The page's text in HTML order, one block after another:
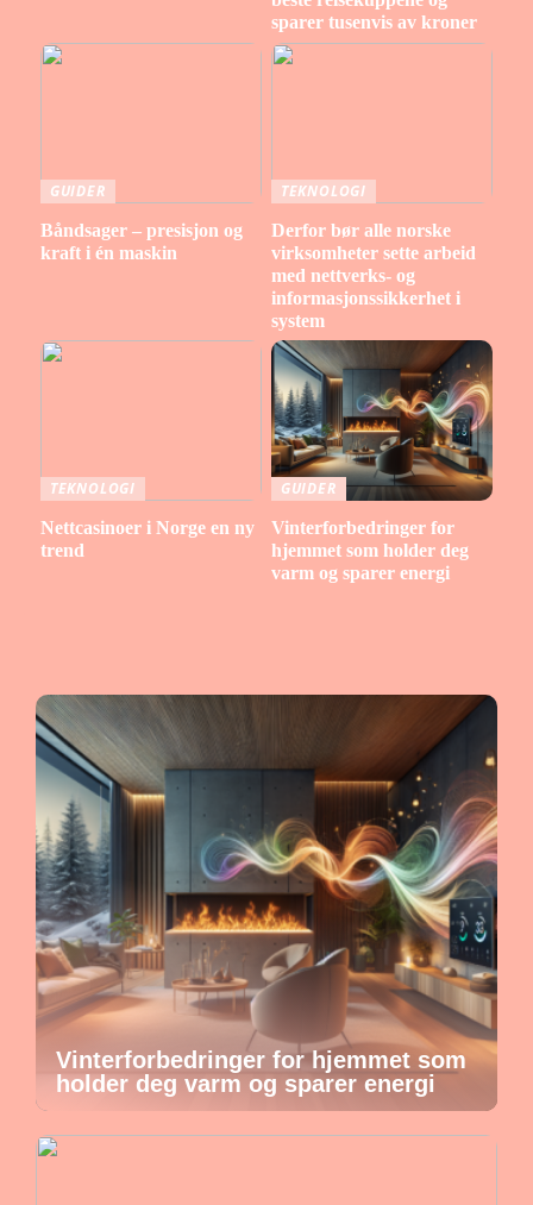
sparer tusenvis av kroner
GUIDER
Båndsager – presisjon og
kraft i én maskin
TEKNOLOGI
Derfor bør alle norske
virksomheter sette arbeid
med nettverks- og
informasjonssikkerhet i
system
TEKNOLOGI
Nettcasinoer i Norge en ny
trend
GUIDER
Vinterforbedringer for
hjemmet som holder deg
varm og sparer energi
Vinterforbedringer for hjemmet som
holder deg varm og sparer energi